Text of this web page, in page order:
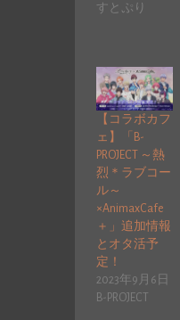
すとぷり
【コラボカフ
ェ】「B-
PROJECT ～熱
烈＊ラブコー
ル～
×AnimaxCafe
＋」追加情報
とオタ活予
定！
2023年9月6日
B-PROJECT